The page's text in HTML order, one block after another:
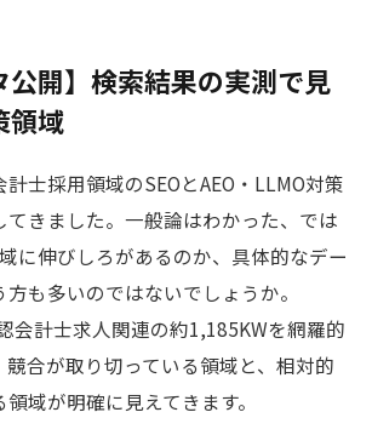
公開】検索結果の実測で見
領域
士採用領域のSEOとAEO・LLMO対策
てきました。一般論はわかった、では
に伸びしろがあるのか、具体的なデー
も多いのではないでしょうか。
会計士求人関連の約1,185KWを網羅的
競合が取り切っている領域と、相対的
域が明確に見えてきます。